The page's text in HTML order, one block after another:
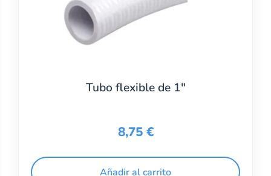
Tubo flexible de 1″
8,75 €
Añadir al carrito